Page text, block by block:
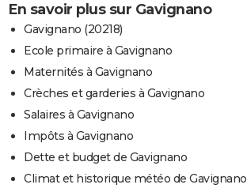
En savoir plus sur Gavignano
Gavignano (20218)
Ecole primaire à Gavignano
Maternités à Gavignano
Crèches et garderies à Gavignano
Salaires à Gavignano
Impôts à Gavignano
Dette et budget de Gavignano
Climat et historique météo de Gavignano